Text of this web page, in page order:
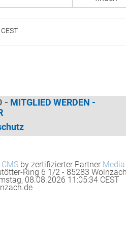
- MITGLIED WERDEN -
by zertifizierter Partner Media
Ring 6 1/2 - 85283
08.08.2026 11:05:34 CEST